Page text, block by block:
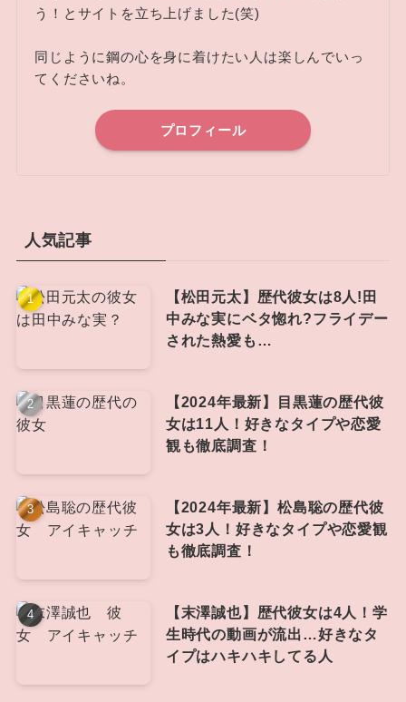
う！とサイトを立ち上げました(笑)
同じように鋼の心を身に着けたい人は楽しんでいっ
てくださいね。
プロフィール
人気記事
【松田元太】歴代彼女は8人!田
中みな実にベタ惚れ?フライデー
された熱愛も…
【2024年最新】目黒蓮の歴代彼
女は11人！好きなタイプや恋愛
観も徹底調査！
【2024年最新】松島聡の歴代彼
女は3人！好きなタイプや恋愛観
も徹底調査！
【末澤誠也】歴代彼女は4人！学
生時代の動画が流出…好きなタ
イプはハキハキしてる人